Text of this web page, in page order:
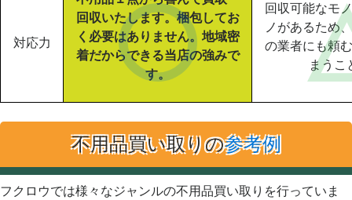
対応力
回収いたします。梱包してお
く必要はありません。地域密
着だからできる当店の強みで
す。
回収可能なモ
ノがあるため
の業者にも頼
まうこ
不用品買い取りの参考例
フクロウでは様々なジャンルの不用品買い取りを行っていま